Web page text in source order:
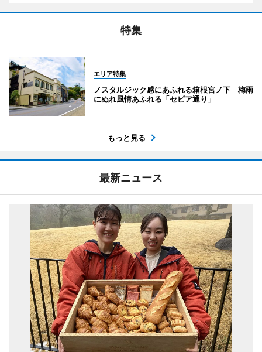
特集
エリア特集
ノスタルジック感にあふれる箱根宮ノ下 梅雨
にぬれ風情あふれる「セピア通り」
もっと見る
最新ニュース